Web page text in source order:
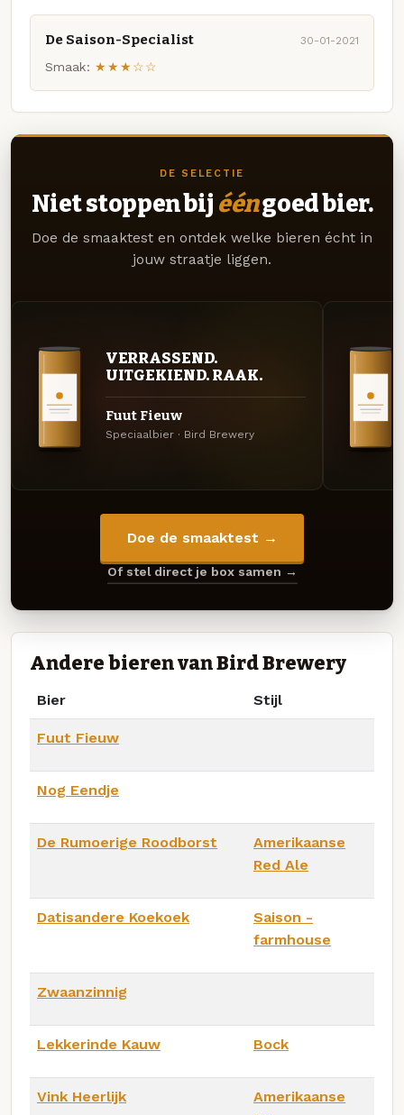
De Saison-Specialist 30-01-2021
Smaak: ★★★☆☆
DE SELECTIE
Niet stoppen bij ééngoed bier.
Doe de smaaktest en ontdek welke bieren écht in
jouw straatje liggen.
VERRASSEND.
UITGEKIEND. RAAK.
Fuut Fieuw
Speciaalbier · Bird Brewery
Doe de smaaktest →
Of stel direct je box samen →
Andere bieren van Bird Brewery
Bier Stijl
Fuut Fieuw
Nog Eendje
De Rumoerige Roodborst
Amerikaanse
Red Ale
Datisandere Koekoek
Saison -
farmhouse
Zwaanzinnig
Lekkerinde Kauw Bock
Vink Heerlijk
Amerikaanse